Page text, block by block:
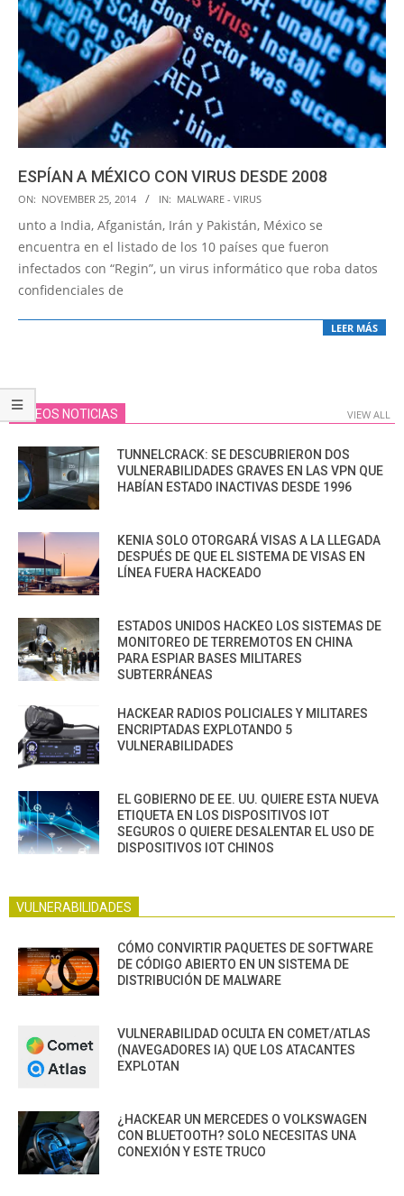
ESPÍAN A MÉXICO CON VIRUS DESDE 2008
2014-
11-
25
ON: NOVEMBER 25, 2014 IN: MALWARE - VIRUS
unto a India, Afganistán, Irán y Pakistán, México se
encuentra en el listado de los 10 países que fueron
infectados con “Regin”, un virus informático que roba datos
confidenciales de
LEER MÁS
VIDEOS NOTICIAS VIEW ALL
TUNNELCRACK: SE DESCUBRIERON DOS
VULNERABILIDADES GRAVES EN LAS VPN QUE
HABÍAN ESTADO INACTIVAS DESDE 1996
KENIA SOLO OTORGARÁ VISAS A LA LLEGADA
DESPUÉS DE QUE EL SISTEMA DE VISAS EN
LÍNEA FUERA HACKEADO
ESTADOS UNIDOS HACKEO LOS SISTEMAS DE
MONITOREO DE TERREMOTOS EN CHINA
PARA ESPIAR BASES MILITARES
SUBTERRÁNEAS
HACKEAR RADIOS POLICIALES Y MILITARES
ENCRIPTADAS EXPLOTANDO 5
VULNERABILIDADES
EL GOBIERNO DE EE. UU. QUIERE ESTA NUEVA
ETIQUETA EN LOS DISPOSITIVOS IOT
SEGUROS O QUIERE DESALENTAR EL USO DE
DISPOSITIVOS IOT CHINOS
VULNERABILIDADES
CÓMO CONVIRTIR PAQUETES DE SOFTWARE
DE CÓDIGO ABIERTO EN UN SISTEMA DE
DISTRIBUCIÓN DE MALWARE
VULNERABILIDAD OCULTA EN COMET/ATLAS
(NAVEGADORES IA) QUE LOS ATACANTES
EXPLOTAN
¿HACKEAR UN MERCEDES O VOLKSWAGEN
CON BLUETOOTH? SOLO NECESITAS UNA
CONEXIÓN Y ESTE TRUCO